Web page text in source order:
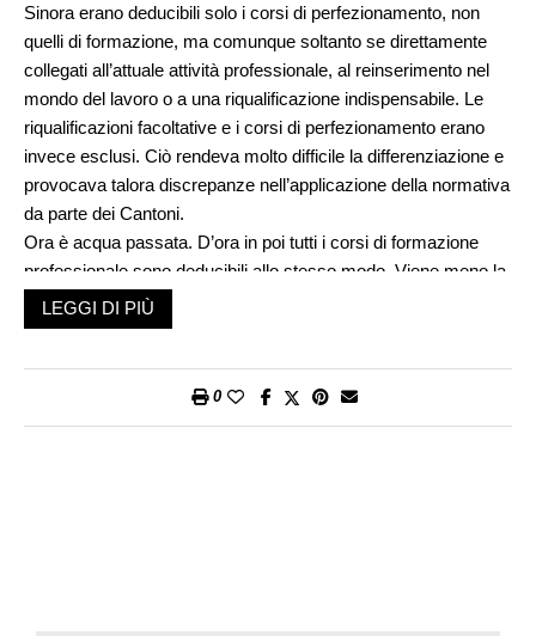
Sinora erano deducibili solo i corsi di perfezionamento, non
quelli di formazione, ma comunque soltanto se direttamente
collegati all’attuale attività professionale, al reinserimento nel
mondo del lavoro o a una riqualificazione indispensabile. Le
riqualificazioni facoltative e i corsi di perfezionamento erano
invece esclusi. Ciò rendeva molto difficile la differenziazione e
provocava talora discrepanze nell’applicazione della normativa
da parte dei Cantoni.
Ora è acqua passata. D’ora in poi tutti i corsi di formazione
professionale sono deducibili allo stesso modo. Viene meno la
distinzione tra formazione e perfezionamento, così come
l’esigenza di un collegamento con la professione attuale.
dal datore di lavoro, non devono essere tassati come reddito.
LEGGI DI PIÙ
0